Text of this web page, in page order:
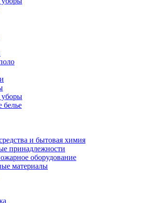
уборы
белье
и бытовая химия
принадлежности
оборудование
материалы